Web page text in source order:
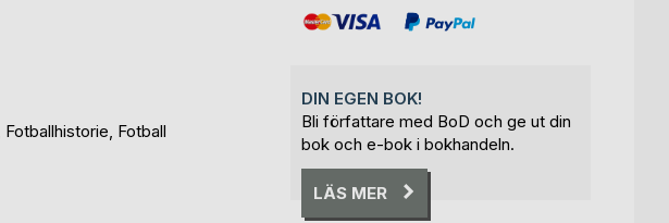
Fotball
DIN EGEN BOK!
Bli författare med BoD och ge ut din
bok och e-bok i bokhandeln.
LÄS MER